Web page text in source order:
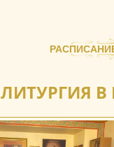
ЛИТУРГИЯ В